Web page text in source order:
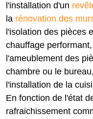
l'installation d'un
la rénovation des
l'isolation des pièces
chauffage performant,
l'ameublement des
chambre ou le bureau,
l'installation de la
En fonction de l'état
rafraichissement